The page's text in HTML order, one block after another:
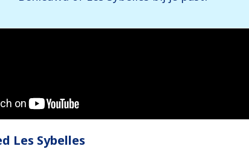
Les Sybelles